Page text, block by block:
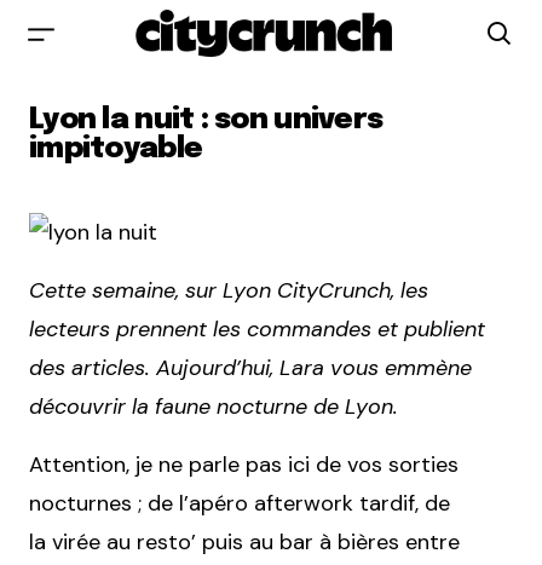
Lyon la nuit : son univers
impitoyable
Cette semaine, sur Lyon CityCrunch, les
lecteurs prennent les commandes et publient
des articles. Aujourd’hui, Lara vous emmène
découvrir la faune nocturne de Lyon.
Attention, je ne parle pas ici de vos sorties
nocturnes ; de l’apéro afterwork tardif, de
la virée au resto’ puis au bar à bières entre